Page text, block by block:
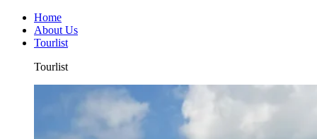
Home
About Us
Tourlist
Tourlist